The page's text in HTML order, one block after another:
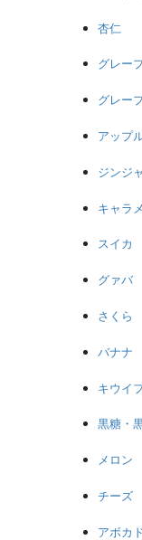
杏仁
グレー
グレー
アップ
ジンジ
キャラ
スイカ
グァバ
さくら
バナナ
キウイ
黒糖・
メロン
チーズ
アボカ